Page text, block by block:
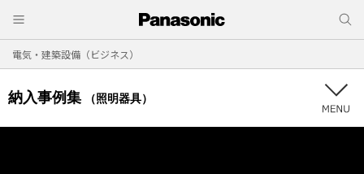
電気・建築設備（ビジネス）
納入事例集 （照明器具）